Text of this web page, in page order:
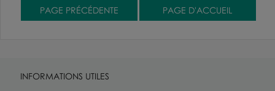
INFORMATIONS UTILES